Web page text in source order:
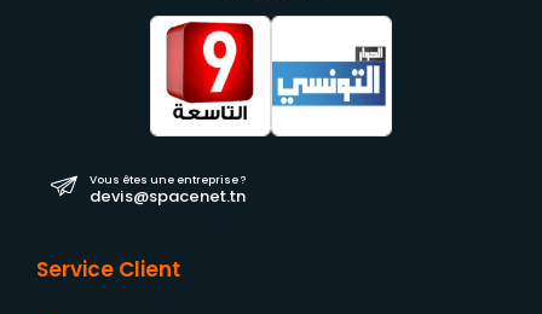
Vous êtes une entreprise ?
devis@spacenet.tn
Service Client